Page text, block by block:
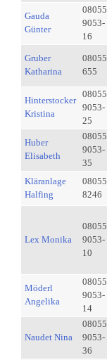
Gauda
Günter
08055
9053-
16
Gruber
Katharina
08055
655
Hinterstocker
Kristina
08055
9053-
25
Huber
Elisabeth
08055
9053-
35
Kläranlage
Halfing
08055
8246
Lex Monika
08055
9053-
10
Möderl
Angelika
08055
9053-
14
Naudet Nina
08055
9053-
36